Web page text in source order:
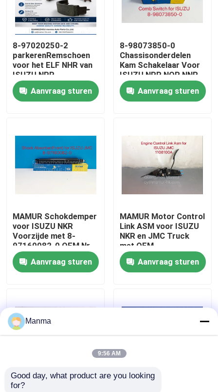
Ongeveer ons
Kwaliteitscontrole
Contacteer ons
Vrachtwagen Autodeel
Isuzu Engine Parts
8-97020250-2
parkerenRemschoen
voor het ELF NHR van
ISUZU NPR
Aanvraag sturen
8-98073850-0
Chassisonderdelen
Kam Schakelaar Voor
ISUZU NPR NQR NNR
Aanvraag sturen
MAMUR Schokdemper
voor ISUZU NKR
Voorzijde met 8-
97160082-0 OEM Nr.
ISUZU Chassis
Onderdelen
Aanvraag sturen
MAMUR Motor Control
Link ASM voor ISUZU
NKR en JMC Truck
met OEM
compatibiliteit
Aanvraag sturen
MAMUR Relay Shift
Manma
9:56 AM
Good day, what product are you looking
for?